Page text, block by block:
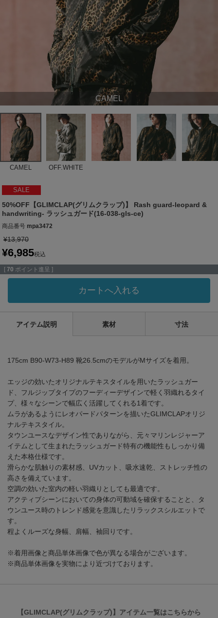
CAMEL
CAMEL OFF.WHITE
SALE
50%OFF【GLIMCLAP(グリムクラップ)】 Rash guard-leopard &
handwriting- ラッシュガード(16-038-gls-ce)
商品番号 mpa3472
¥13,970
¥6,985税込
[ 70 ポイント進呈 ]
カートへ入れる
アイテム説明 素材 寸法
175cm B90-W73-H89 靴26.5cmのモデルがMサイズを着用。
エッジの効いたオリジナルテキスタイルを用いたラッシュガー
ド、フルジップタイプのフーディーデザインで軽く羽織れるタイ
プ、様々なシーンで幅広く活躍してくれる1着です。
ムラがあるようにレオパードパターンを描いたGLIMCLAPオリジ
ナルテキスタイル。
タウンユースなデザイン性でありながら、元々マリンレジャーア
イテムとして生まれたラッシュガード特有の機能性もしっかり備
えた本格仕様です。
滑らかな肌触りの素材感、UVカット、吸水速乾、ストレッチ性の
高さを備えています。
空調の効いた室内の軽い羽織りとしても最適です。
アクティブシーンにおいての身体の可動域を確保することと、タ
ウンユース時のトレンド感覚を意識したリラックスシルエットで
す。
程よくルーズな身幅、肩幅、袖回りです。
※着用画像と商品単体画像で色が異なる場合がございます。
※商品単体画像を実物により近づけております。
【GLIMCLAP(グリムクラップ)】アイテム一覧はこちらから